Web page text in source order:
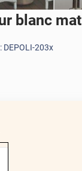
blanc mat
DEPOLI-203x